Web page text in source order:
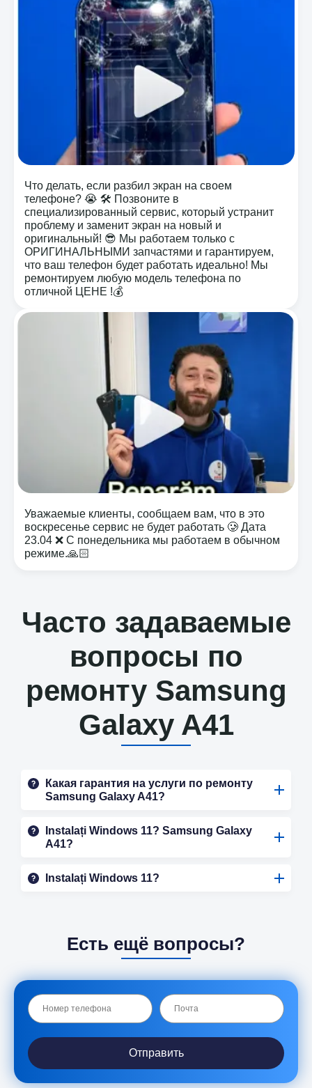
Что делать, если разбил экран на своем
телефоне? 😭 🛠️ Позвоните в
специализированный сервис, который устранит
проблему и заменит экран на новый и
оригинальный! 😎 Мы работаем только с
ОРИГИНАЛЬНЫМИ запчастями и гарантируем,
что ваш телефон будет работать идеально! Мы
ремонтируем любую модель телефона по
отличной ЦЕНЕ !💰
Уважаемые клиенты, сообщаем вам, что в это
воскресенье сервис не будет работать 🥲 Дата
23.04 ❌ С понедельника мы работаем в обычном
режиме.🙏🏻
Часто задаваемые
вопросы по
ремонту Samsung
Galaxy A41
Какая гарантия на услуги по ремонту
Samsung Galaxy A41?
Instalați Windows 11? Samsung Galaxy
A41?
Instalați Windows 11?
Есть ещё вопросы?
Отправить